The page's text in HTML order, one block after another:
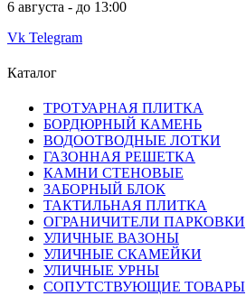
6 августа - до 13:00
Vk Telegram
Каталог
ТРОТУАРНАЯ ПЛИТКА
БОРДЮРНЫЙ КАМЕНЬ
ВОДООТВОДНЫЕ ЛОТКИ
ГАЗОННАЯ РЕШЕТКА
КАМНИ СТЕНОВЫЕ
ЗАБОРНЫЙ БЛОК
ТАКТИЛЬНАЯ ПЛИТКА
ОГРАНИЧИТЕЛИ ПАРКОВКИ
УЛИЧНЫЕ ВАЗОНЫ
УЛИЧНЫЕ СКАМЕЙКИ
УЛИЧНЫЕ УРНЫ
СОПУТСТВУЮЩИЕ ТОВАРЫ